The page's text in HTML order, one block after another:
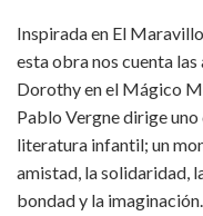
Inspirada en El
esta obra nos cuenta
Dorothy en el Mágico
Pablo Vergne dirige
literatura infantil; un
amistad, la solidaridad,
bondad y la imaginación.